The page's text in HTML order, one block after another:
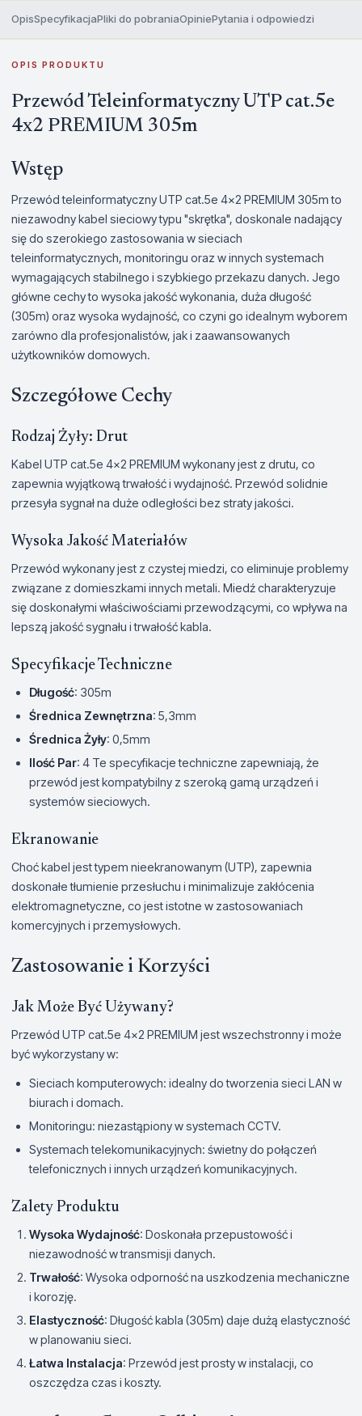
OpisSpecyfikacjaPliki do pobraniaOpiniePytania i odpowiedzi
OPIS PRODUKTU
Przewód Teleinformatyczny UTP cat.5e
4x2 PREMIUM 305m
Wstęp
Przewód teleinformatyczny UTP cat.5e 4x2 PREMIUM 305m to
niezawodny kabel sieciowy typu "skrętka", doskonale nadający
się do szerokiego zastosowania w sieciach
teleinformatycznych, monitoringu oraz w innych systemach
wymagających stabilnego i szybkiego przekazu danych. Jego
główne cechy to wysoka jakość wykonania, duża długość
(305m) oraz wysoka wydajność, co czyni go idealnym wyborem
zarówno dla profesjonalistów, jak i zaawansowanych
użytkowników domowych.
Szczegółowe Cechy
Rodzaj Żyły: Drut
Kabel UTP cat.5e 4x2 PREMIUM wykonany jest z drutu, co
zapewnia wyjątkową trwałość i wydajność. Przewód solidnie
przesyła sygnał na duże odległości bez straty jakości.
Wysoka Jakość Materiałów
Przewód wykonany jest z czystej miedzi, co eliminuje problemy
związane z domieszkami innych metali. Miedź charakteryzuje
się doskonałymi właściwościami przewodzącymi, co wpływa na
lepszą jakość sygnału i trwałość kabla.
Specyfikacje Techniczne
Długość: 305m
Średnica Zewnętrzna: 5,3mm
Średnica Żyły: 0,5mm
Ilość Par: 4 Te specyfikacje techniczne zapewniają, że
przewód jest kompatybilny z szeroką gamą urządzeń i
systemów sieciowych.
Ekranowanie
Choć kabel jest typem nieekranowanym (UTP), zapewnia
doskonałe tłumienie przesłuchu i minimalizuje zakłócenia
elektromagnetyczne, co jest istotne w zastosowaniach
komercyjnych i przemysłowych.
Zastosowanie i Korzyści
Jak Może Być Używany?
Przewód UTP cat.5e 4x2 PREMIUM jest wszechstronny i może
być wykorzystany w:
Sieciach komputerowych: idealny do tworzenia sieci LAN w
biurach i domach.
Monitoringu: niezastąpiony w systemach CCTV.
Systemach telekomunikacyjnych: świetny do połączeń
telefonicznych i innych urządzeń komunikacyjnych.
Zalety Produktu
Wysoka Wydajność: Doskonała przepustowość i
niezawodność w transmisji danych.
Trwałość: Wysoka odporność na uszkodzenia mechaniczne
i korozję.
Elastyczność: Długość kabla (305m) daje dużą elastyczność
w planowaniu sieci.
Łatwa Instalacja: Przewód jest prosty w instalacji, co
oszczędza czas i koszty.